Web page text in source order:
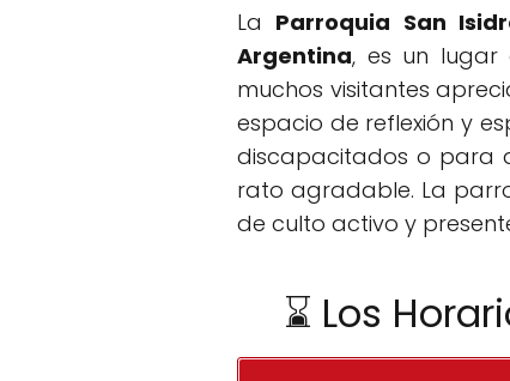
La Parroquia San
Argentina, es un lugar
muchos visitantes
espacio de reflexión y
discapacitados o para
rato agradable. La
de culto activo y
⌛ Los